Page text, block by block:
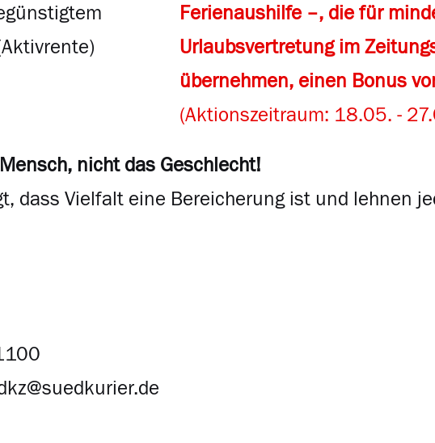
Aktivrente)
Ferienaushilfe –, die für
Urlaubsvertretung im
übernehmen, einen Bonus
(Aktionszeitraum: 18.05. -
nicht das Geschlecht!
dass Vielfalt eine Bereicherung ist und lehnen